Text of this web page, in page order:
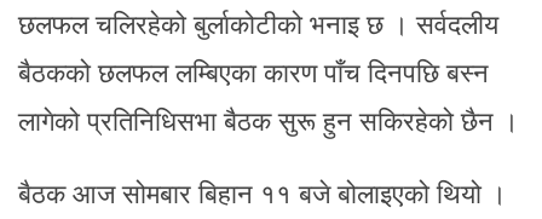
छलफल चलिरहेको बुर्लाकोटीको भनाइ छ । सर्वदलीय
बैठकको छलफल लम्बिएका कारण पाँच दिनपछि बस्न
लागेको प्रतिनिधिसभा बैठक सुरू हुन सकिरहेको छैन ।
बैठक आज सोमबार बिहान ११ बजे बोलाइएको थियो ।